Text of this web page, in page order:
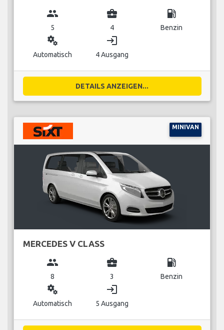
group
5
business_center
4
local_gas_station
Benzin
miscellaneous_services
Automatisch
login
4 Ausgang
DETAILS ANZEIGEN...
MINIVAN
MERCEDES V CLASS
group
8
business_center
3
local_gas_station
Benzin
miscellaneous_services
Automatisch
login
5 Ausgang